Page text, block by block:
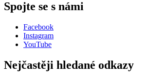
Spojte se s námi
Facebook
Instagram
YouTube
Nejčastěji hledané odkazy